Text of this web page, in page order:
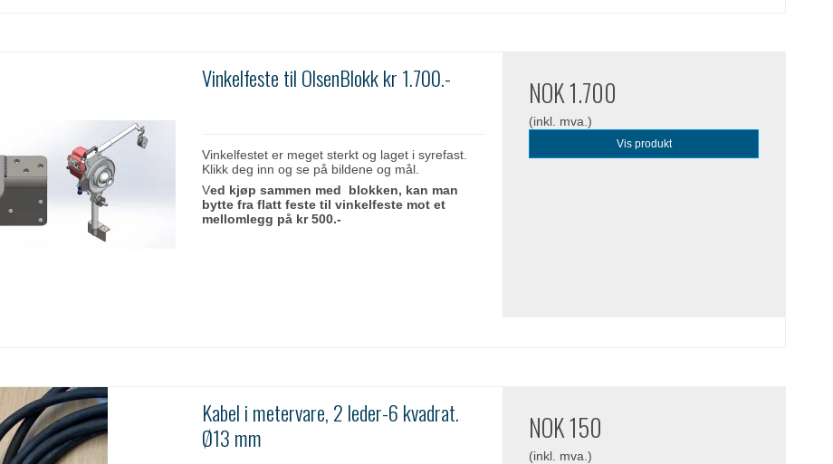
Vinkelfeste til OlsenBlokk kr 1.700.-
Vinkelfestet er meget sterkt og laget i syrefast.
Klikk deg inn og se på bildene og mål.
Ved kjøp sammen med blokken, kan man
bytte fra flatt feste til vinkelfeste mot et
mellomlegg på kr 500.-
NOK 1.700
(inkl. mva.)
Vis produkt
Kabel i metervare, 2 leder-6 kvadrat.
Ø13 mm
NOK 150
(inkl. mva.)